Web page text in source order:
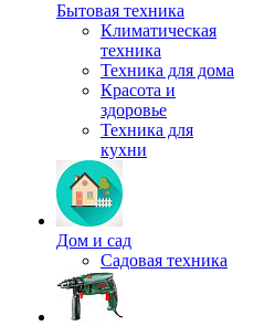
Бытовая техника
Климатическая
техника
Техника для дома
Красота и
здоровье
Техника для
кухни
Дом и сад
Садовая техника